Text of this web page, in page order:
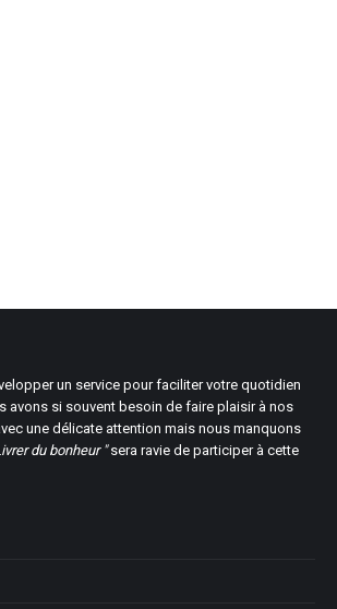
un service pour faciliter votre quotidien
avons si souvent besoin de faire plaisir à nos
une délicate attention mais nous manquons
du bonheur "sera ravie de participer à cette